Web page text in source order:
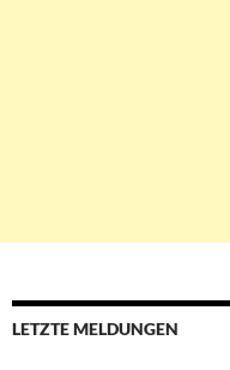
LETZTE MELDUNGEN